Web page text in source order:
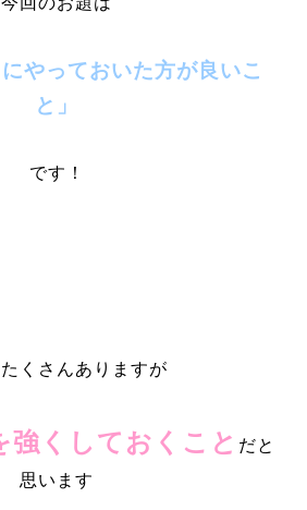
にやっておいた方が良いこ
と」
です！
くさんありますが
強くしておくこと だと
思います